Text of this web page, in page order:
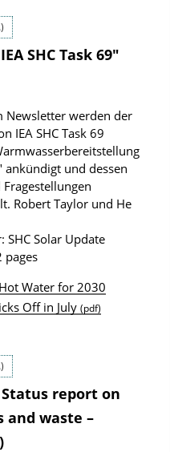
SHC Task 69"
Newsletter werden der
IEA SHC Task 69
und dessen
Robert Taylor und He
SHC Solar Update
pages
Water for 2030
Off in July (pdf)
Status report on
and waste –